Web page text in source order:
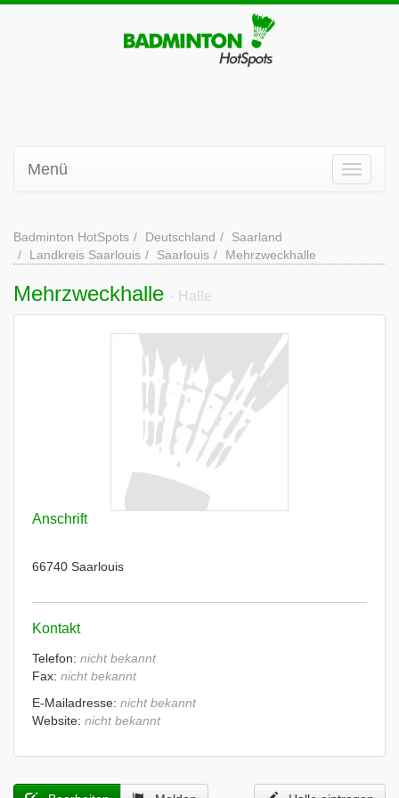
Menü
Badminton HotSpots Deutschland
Saarland
Landkreis Saarlouis
Saarlouis Mehrzweckhalle
Mehrzweckhalle - Halle
Anschrift
66740 Saarlouis
Kontakt
Telefon: nicht bekannt
Fax: nicht bekannt
E-Mailadresse: nicht bekannt
Website: nicht bekannt